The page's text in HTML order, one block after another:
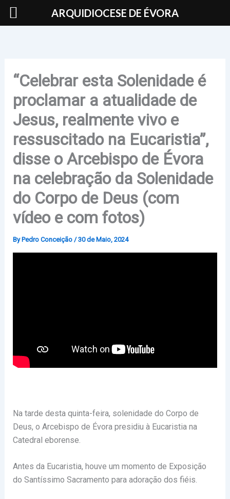
Skip
“Celebrar esta Solenidade é
proclamar a atualidade de
Jesus, realmente vivo e
ressuscitado na Eucaristia”,
disse o Arcebispo de Évora
na celebração da Solenidade
do Corpo de Deus (com
vídeo e com fotos)
By Pedro Conceição /30 de Maio, 2024
Na tarde desta quinta-feira, solenidade do Corpo de
Deus, o Arcebispo de Évora presidiu à Eucaristia na
Catedral eborense.
Antes da Eucaristia, houve um momento de Exposição
do Santíssimo Sacramento para adoração dos fiéis.
ARQUIDIOCESE DE ÉVORA